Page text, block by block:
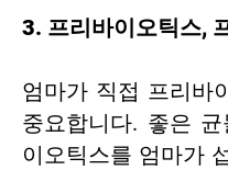
3. 프리바이오틱스,
엄마가 직접 프리바
중요합니다. 좋은
이오틱스를 엄마가